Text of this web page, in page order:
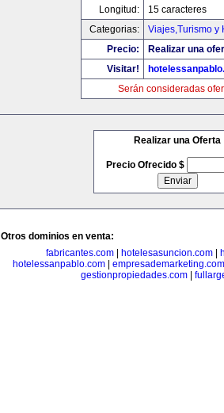
Longitud:
15 caracteres
Categorias:
Viajes,Turismo y
Precio:
Realizar una
Visitar!
Serán consideradas
Realizar una Oferta
Precio Ofrecido $
Otros dominios en venta:
fabricantes.com
hotelesasuncion.com
hotelessanpablo.com| empresademarketing.com
gestionpropiedades.com